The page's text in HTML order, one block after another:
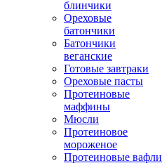
блинчики
Ореховые
батончики
Батончики
веганские
Готовые завтраки
Ореховые пасты
Протеиновые
маффины
Мюсли
Протеиновое
мороженое
Протеиновые вафли